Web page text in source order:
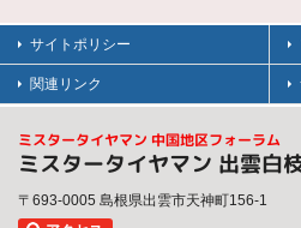
サイトポリシー
関連リンク
ミスタータイヤマン 中国地区フォーラム
ミスタータイヤマン 出雲白
〒693-0005 島根県出雲市天神町156-1